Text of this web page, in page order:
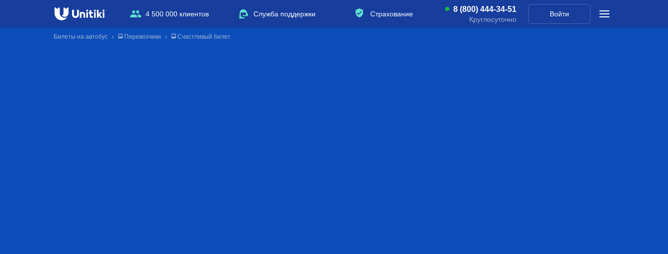
4 500 000 клиентов Служба поддержки Страхование
8 (800) 444-34-51
Круглосуточно
Войти
Билеты на автобус 🚍 Перевозчики 🚍 Счастливый билет